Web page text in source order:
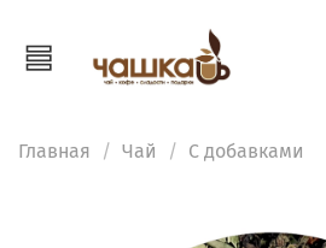
Главная Чай С добавками